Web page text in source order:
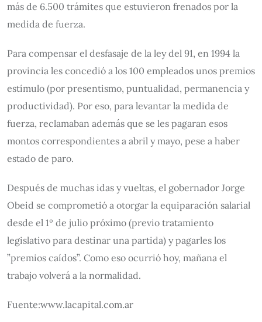
más de 6.500 trámites que estuvieron frenados por la
medida de fuerza.
Para compensar el desfasaje de la ley del 91, en 1994 la
provincia les concedió a los 100 empleados unos premios
estímulo (por presentismo, puntualidad, permanencia y
productividad). Por eso, para levantar la medida de
fuerza, reclamaban además que se les pagaran esos
montos correspondientes a abril y mayo, pese a haber
estado de paro.
Después de muchas idas y vueltas, el gobernador Jorge
Obeid se comprometió a otorgar la equiparación salarial
desde el 1º de julio próximo (previo tratamiento
legislativo para destinar una partida) y pagarles los
”premios caídos”. Como eso ocurrió hoy, mañana el
trabajo volverá a la normalidad.
Fuente:www.lacapital.com.ar